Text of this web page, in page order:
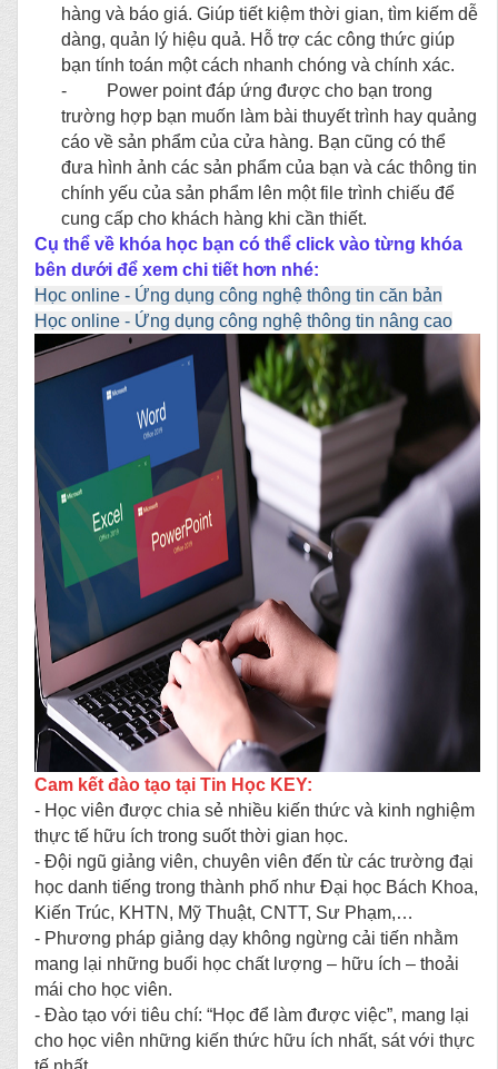
hàng và báo giá. Giúp tiết kiệm thời gian, tìm kiếm dễ
dàng, quản lý hiệu quả. Hỗ trợ các công thức giúp
bạn tính toán một cách nhanh chóng và chính xác.
- Power point đáp ứng được cho bạn trong
trường hợp bạn muốn làm bài thuyết trình hay quảng
cáo về sản phẩm của cửa hàng. Bạn cũng có thể
đưa hình ảnh các sản phẩm của bạn và các thông tin
chính yếu của sản phẩm lên một file trình chiếu để
cung cấp cho khách hàng khi cần thiết.
Cụ thể về khóa học bạn có thể click vào từng khóa
bên dưới để xem chi tiết hơn nhé:
Học online - Ứng dụng công nghệ thông tin căn bản
Học online - Ứng dụng công nghệ thông tin nâng cao
Cam kết đào tạo tại Tin Học KEY:
- Học viên được chia sẻ nhiều kiến thức và kinh nghiệm
thực tế hữu ích trong suốt thời gian học.
- Đội ngũ giảng viên, chuyên viên đến từ các trường đại
học danh tiếng trong thành phố như Đại học Bách Khoa,
Kiến Trúc, KHTN, Mỹ Thuật, CNTT, Sư Phạm,…
- Phương pháp giảng dạy không ngừng cải tiến nhằm
mang lại những buổi học chất lượng – hữu ích – thoải
mái cho học viên.
- Đào tạo với tiêu chí: “Học để làm được việc”, mang lại
cho học viên những kiến thức hữu ích nhất, sát với thực